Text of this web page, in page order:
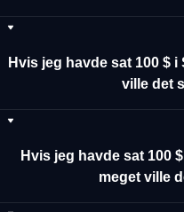
Hvis jeg havde sat 100 $
ville det
Hvis jeg havde sat 100
meget ville